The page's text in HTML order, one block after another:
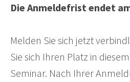
Die Anmeldefrist endet
Melden Sie sich jetzt
Sie sich Ihren Platz in
Seminar. Nach Ihrer